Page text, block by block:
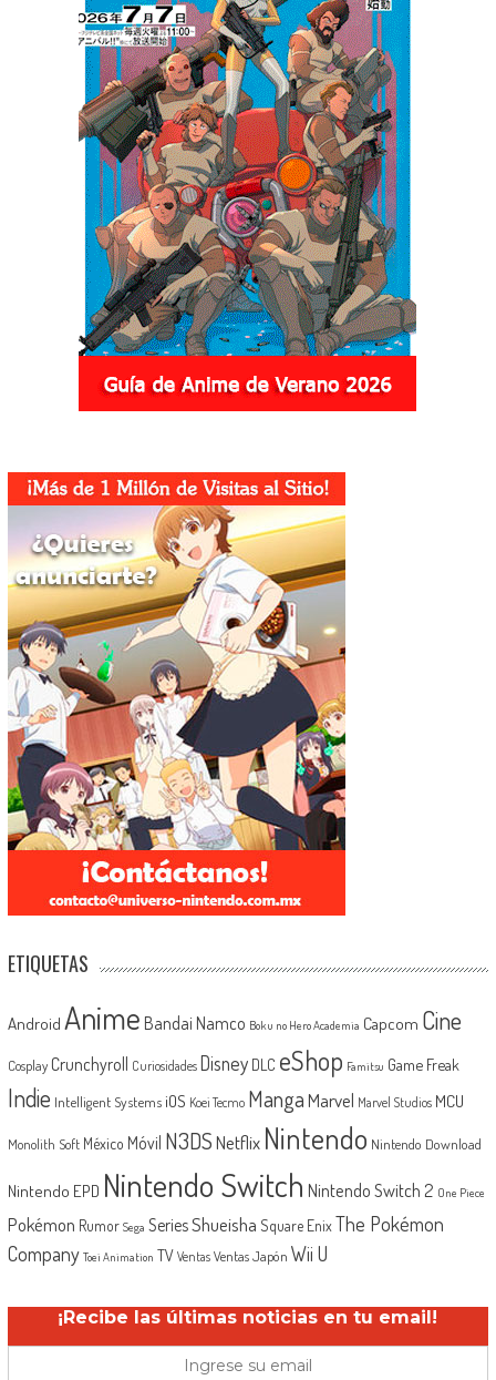
ETIQUETAS
Android Anime Bandai Namco Boku no Hero Academia Capcom Cine
Cosplay Crunchyroll Curiosidades Disney DLC eShop Famitsu Game Freak
Indie Intelligent Systems iOS Koei Tecmo MangaMarvel Marvel Studios MCU
Monolith Soft México Móvil N3DSNetflix Nintendo Nintendo Download
Nintendo EPD Nintendo Switch Nintendo Switch 2 One Piece
Pokémon Rumor Sega SeriesShueisha Square EnixThe Pokémon
Company Toei Animation TV Ventas Ventas Japón Wii U
¡Recibe las últimas noticias en tu email!